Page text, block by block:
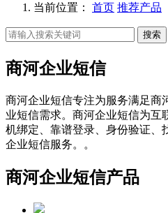
当前位置： 首页 推荐产品
搜索
商河企业短信
商河企业短信专注为服务满足商
业短信需求。商河企业短信为互
机绑定、靠谱登录、身份验证、
企业短信服务。。
商河企业短信产品